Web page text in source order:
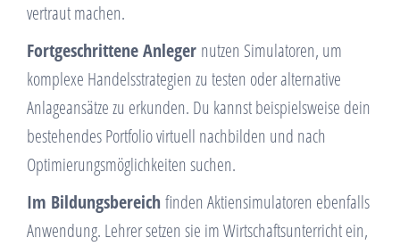
vertraut machen.
Fortgeschrittene Anleger nutzen Simulatoren, um
komplexe Handelsstrategien zu testen oder alternative
Anlageansätze zu erkunden. Du kannst beispielsweise dein
bestehendes Portfolio virtuell nachbilden und nach
Optimierungsmöglichkeiten suchen.
Im Bildungsbereichfinden Aktiensimulatoren ebenfalls
Anwendung. Lehrer setzen sie im Wirtschaftsunterricht ein,